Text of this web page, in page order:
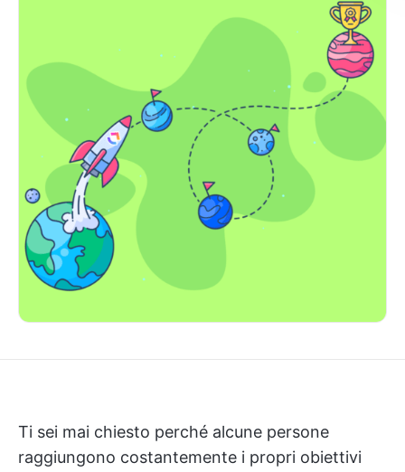
Ti sei mai chiesto perché alcune persone
raggiungono costantemente i propri obiettivi